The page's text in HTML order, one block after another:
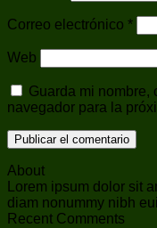
Correo electrónico *
Web
Guarda mi nombre,
navegador para la
About
Lorem ipsum dolor sit
diam nonummy nibh
Recent Comments